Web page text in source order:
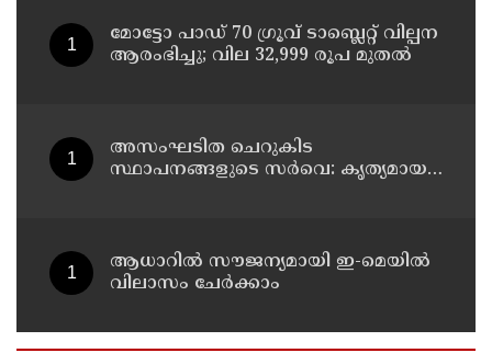
മോട്ടോ പാഡ് 70 ഗ്രൂവ് ടാബ്ലെറ്റ് വില്പന
ആരംഭിച്ചു; വില 32,999 രൂപ മുതൽ
അസംഘടിത ചെറുകിട
സ്ഥാപനങ്ങളുടെ സർവെ: കൃത്യമായ
ആധാറിൽ സൗജന്യമായി ഇ-മെയിൽ
വിലാസം ചേർക്കാം